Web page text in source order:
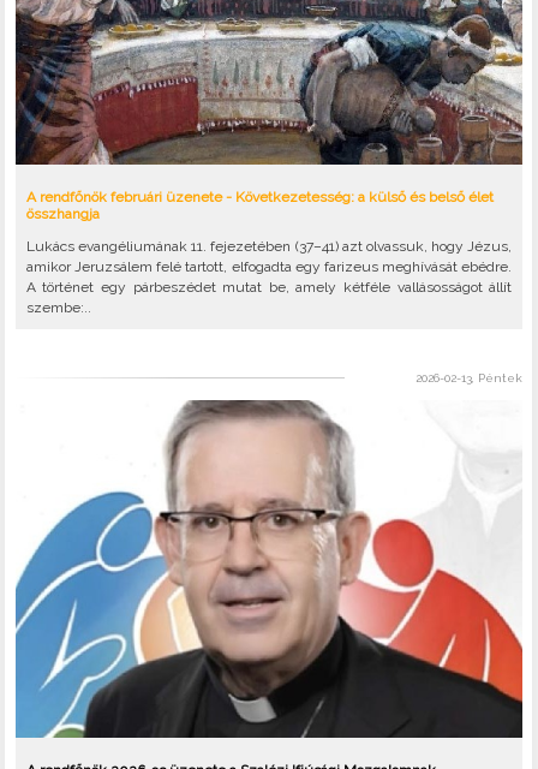
A rendfőnök februári üzenete - Következetesség: a külső és belső élet
összhangja
Lukács evangéliumának 11. fejezetében (37–41) azt olvassuk, hogy Jézus,
amikor Jeruzsálem felé tartott, elfogadta egy farizeus meghívását ebédre.
A történet egy párbeszédet mutat be, amely kétféle vallásosságot állít
szembe:..
2026-02-13, Péntek